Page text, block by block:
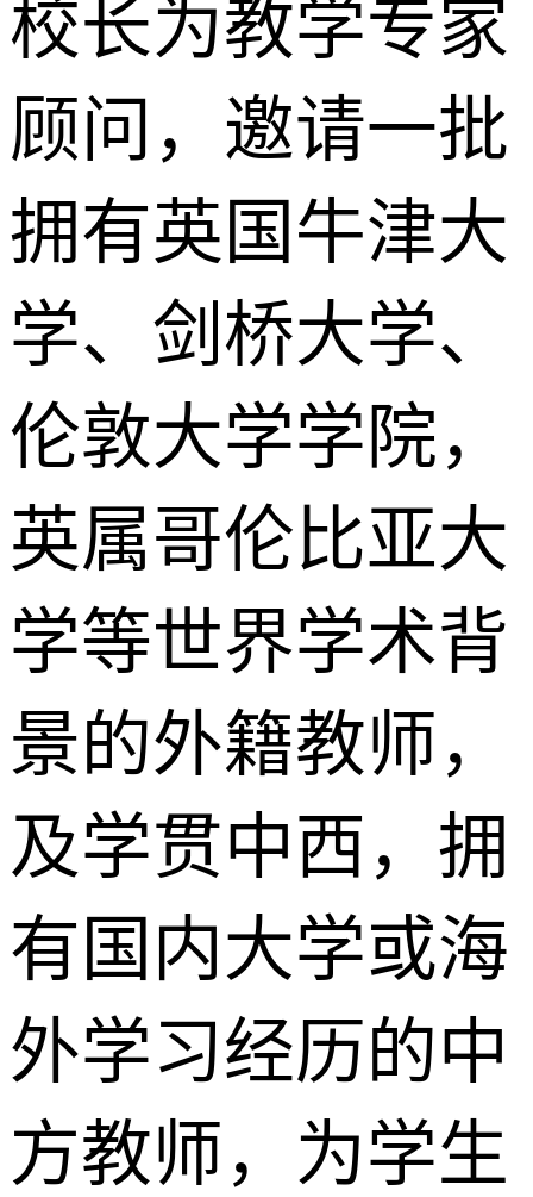
校长为教学专家
顾问，邀请一批
拥有英国牛津大
学、剑桥大学、
伦敦大学学院，
英属哥伦比亚大
学等世界学术背
景的外籍教师，
及学贯中西，拥
有国内大学或海
外学习经历的中
方教师，为学生